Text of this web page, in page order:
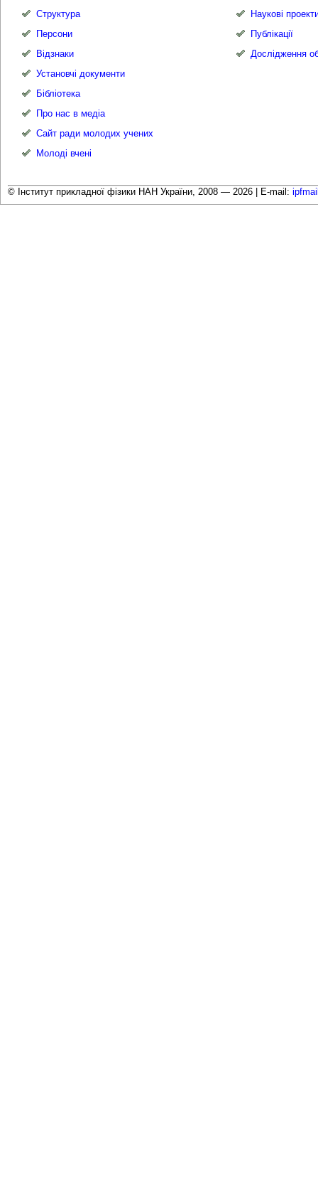
Структура
Персони
Відзнаки
Установчі документи
Бібліотека
Про нас в медіа
Сайт ради молодих учених
Молоді вчені
Наукові
Публікації
Дослідження
© Інститут прикладної фізики НАН України, 2008 — 2026 | E-mail: